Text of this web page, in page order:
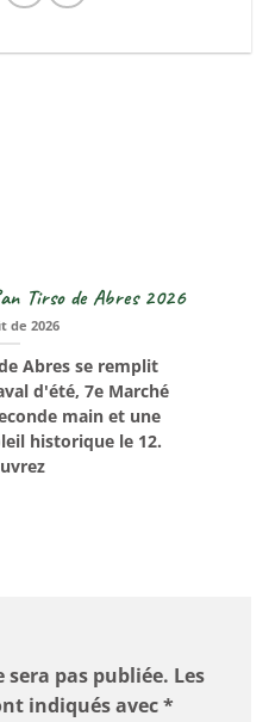
Tirso de Abres 2026
de 2026
Abres se remplit
d'été, 7e Marché
main et une
historique le 12.
sera pas publiée. Les
indiqués avec*